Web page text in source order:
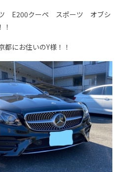
ツ E200クーペ スポーツ オブシ
都にお住いのY様！！